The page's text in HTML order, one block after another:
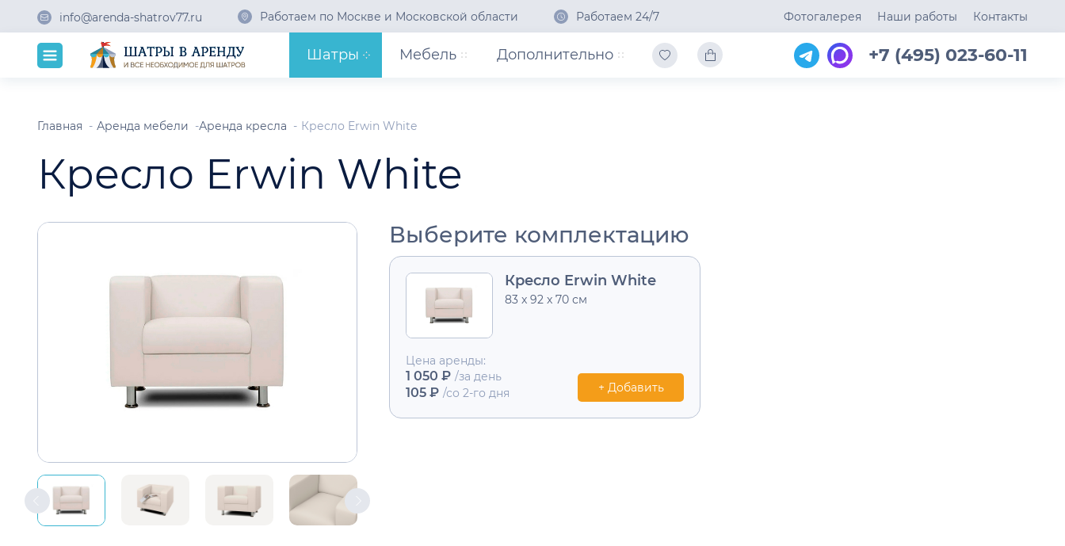
info@arenda-shatrov77.ru Работаем по Москве и Московской области Работаем 24/7 Фотогалерея Наши работы Контакты
Шатры Мебель Дополнительно +7 (495) 023-60-11
Главная Аренда мебели Аренда кресла Кресло Erwin White
Кресло Erwin White
Выберите комплектацию
Кресло Erwin White
83 x 92 x 70 см
Цена аренды:
1 050 ₽ /за день
105 ₽ /со 2-го дня + Добавить